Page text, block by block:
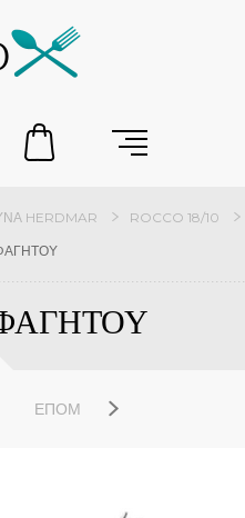
HERDMAR
ROCCO 18/10
ΕΠΌΜ